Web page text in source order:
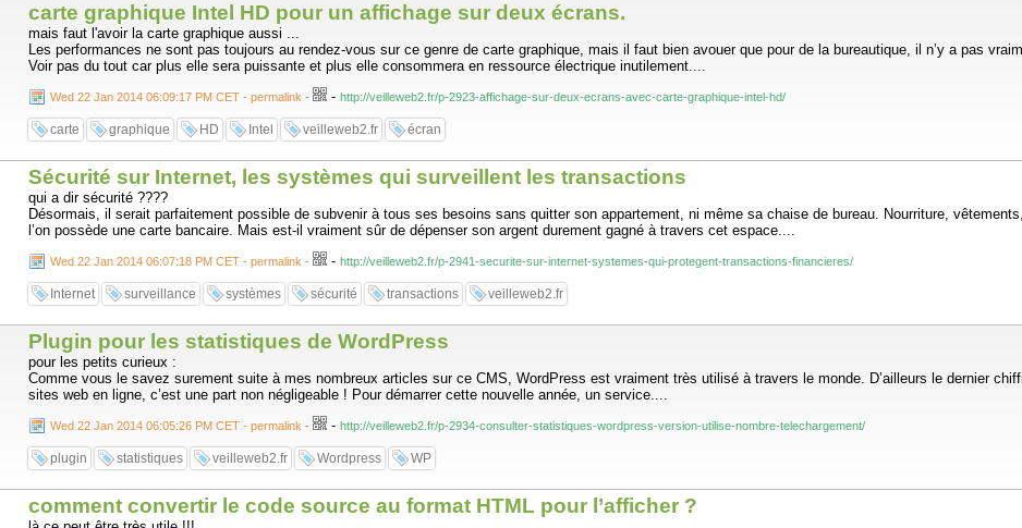
carte graphique Intel HD pour un affichage sur deux écrans.
mais faut l'avoir la carte graphique aussi ...
Les performances ne sont pas toujours au rendez-vous sur ce genre de carte graphique, mais il faut bien avouer que pour de la bureautique, il n’y a pas
Voir pas du tout car plus elle sera puissante et plus elle consommera en ressource électrique inutilement....
Wed 22 Jan 2014 06:09:17 PM CET - permalink - - http://veilleweb2.fr/p-2923-affichage-sur-deux-ecrans-avec-carte-graphique-intel-hd/
carte graphique HD Intel veilleweb2.fr écran
Sécurité sur Internet, les systèmes qui surveillent les transactions
qui a dir sécurité ????
Désormais, il serait parfaitement possible de subvenir à tous ses besoins sans quitter son appartement, ni même sa chaise de bureau. Nourriture,
l’on possède une carte bancaire. Mais est-il vraiment sûr de dépenser son argent durement gagné à travers cet espace....
Wed 22 Jan 2014 06:07:18 PM CET - permalink - - http://veilleweb2.fr/p-2941-securite-sur-internet-systemes-qui-protegent-transactions-financieres/
Internet surveillance systèmes sécurité transactions veilleweb2.fr
Plugin pour les statistiques de WordPress
pour les petits curieux :
Comme vous le savez surement suite à mes nombreux articles sur ce CMS, WordPress est vraiment très utilisé à travers le monde. D’ailleurs le dernier
sites web en ligne, c’est une part non négligeable ! Pour démarrer cette nouvelle année, un service....
Wed 22 Jan 2014 06:05:26 PM CET - permalink - - http://veilleweb2.fr/p-2934-consulter-statistiques-wordpress-version-utilise-nombre-telechargement/
plugin statistiques veilleweb2.fr Wordpress WP
comment convertir le code source au format HTML pour l’afficher ?